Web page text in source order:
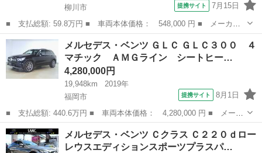
柳川市
提携サイト 7月15日
■ 支払総額: 59.8万円 ■ 車両本体価格： 548,000 円 ■ メーカー
名： メルセデス・ベンツ ■ 車種名： Ｂクラス ■ グレード
名： Ｂ１８０ ブルーエフィシェンシー ・Ｂｌｕｅｔｏｏｔｈ、
バックカメラ・オ...
福岡 柳川市 Ｂクラス
メルセデス・ベンツ ＧＬＣ ＧＬＣ３００ ４
マチック ＡＭＧライン シートヒー…
4,280,000円
19,948km
2019年
福岡市
提携サイト 8月1日
■ 支払総額: 440.6万円 ■ 車両本体価格： 4,280,000 円 ■ メーカ
ー名： メルセデス・ベンツ ■ 車種名： ＧＬＣ ■ グレード
名： ＧＬＣ３００ ４マチック ＡＭＧライン シートヒーター
パワーシート...
福岡 福岡市 ベンツ（メルセデス）
メルセデス・ベンツ Ｃクラス Ｃ２２０ｄロー
レウスエディションスポーツプラスパ…